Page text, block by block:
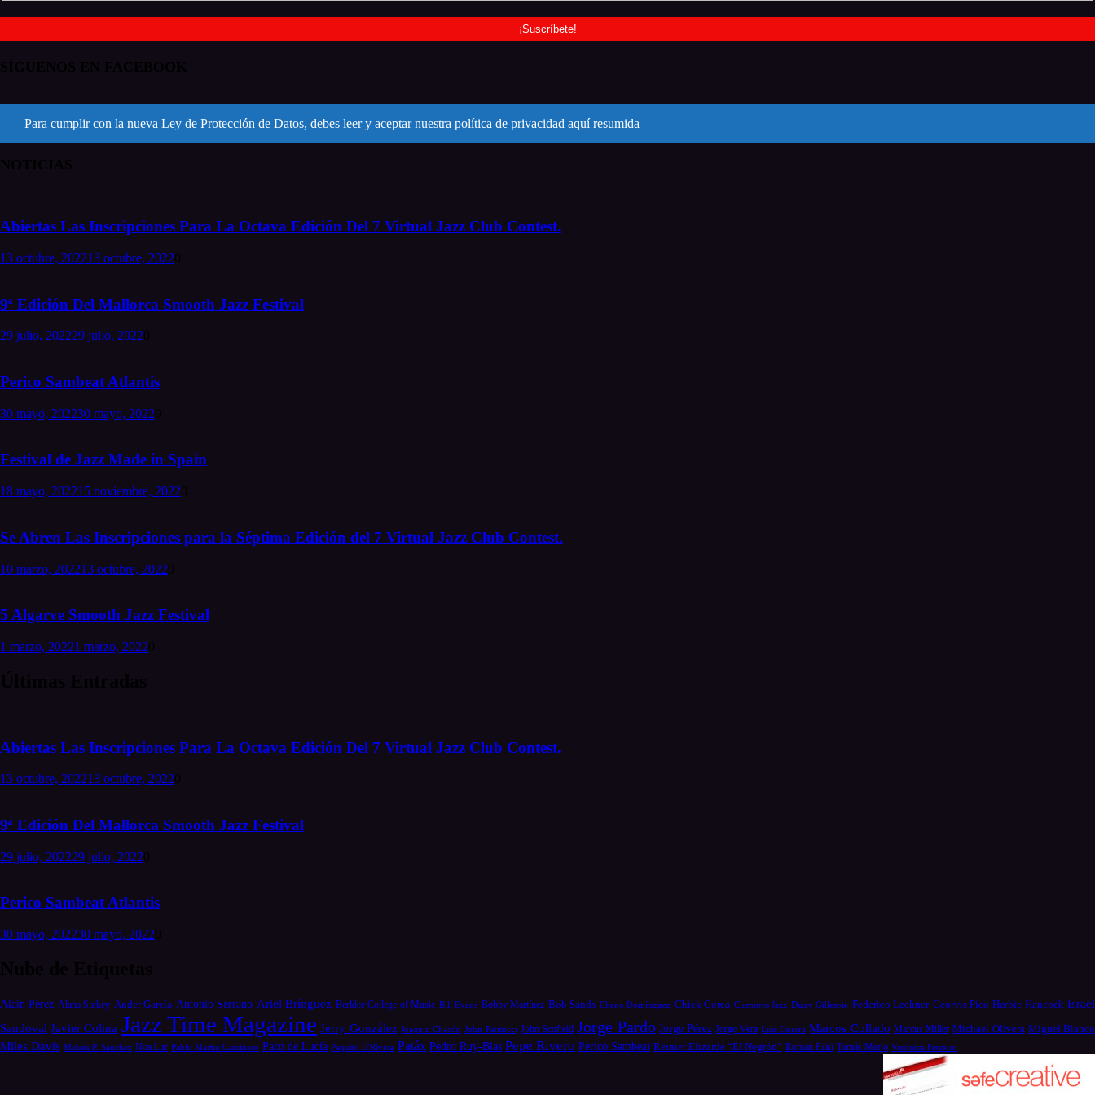
Para cumplir con la nueva Ley de Protección de Datos, debes leer y aceptar nuestra política de privacidad aquí resumida
Abiertas Las Inscripciones Para La Octava Edición Del 7 Virtual Jazz Club Contest.
13 octubre, 202213 octubre, 2022
9ª Edición Del Mallorca Smooth Jazz Festival
29 julio, 202229 julio, 2022
Perico Sambeat Atlantis
30 mayo, 202230 mayo, 2022
Festival de Jazz Made in Spain
18 mayo, 202215 noviembre, 2022
Se Abren Las Inscripciones para la Séptima Edición del 7 Virtual Jazz Club Contest.
10 marzo, 202213 octubre, 2022
5 Algarve Smooth Jazz Festival
1 marzo, 20221 marzo, 2022
Abiertas Las Inscripciones Para La Octava Edición Del 7 Virtual Jazz Club Contest.
13 octubre, 202213 octubre, 2022
9ª Edición Del Mallorca Smooth Jazz Festival
29 julio, 202229 julio, 2022
Perico Sambeat Atlantis
30 mayo, 202230 mayo, 2022
Alain Pérez Alana Sinkey Ander García Antonio Serrano Ariel Brínguez Berklee College of Music Bill Evans Bobby Martínez Bob Sands Chano Domínguez Chick Corea Clamores Jazz Dizzy Gillespie Federico Lechner Georvis Pico Herbie Hancock Israel
Sandoval Javier Colina Jazz Time Magazine Jerry González Joaquin Chacón John Patitucci John Scofield Jorge Pardo Jorge Pérez Jorge Vera Luis Guerra Marcos Collado Marcus Miller Michael Olivera Miguel Blanco
Miles Davis Moisés P. Sánchez Noa Lur Pablo Martín Caminero Paco de Lucía Paquito D'Rivera Patáx Pedro Ruy-Blas Pepe Rivero Perico Sambeat Reinier Elizarde “El Negrón” Román Filiú Tomás Merlo Verónica Ferreiro